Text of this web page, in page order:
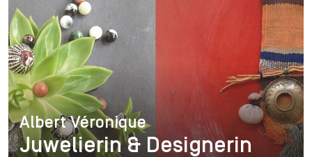
Albert Véronique
Albert Véronique
Juwelierin & Designerin